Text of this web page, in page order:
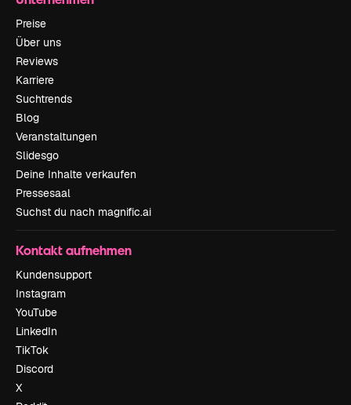
Preise
Über uns
Reviews
Karriere
Suchtrends
Blog
Veranstaltungen
Slidesgo
Deine Inhalte verkaufen
Pressesaal
Suchst du nach magnific.ai
Kontakt aufnehmen
Kundensupport
Instagram
YouTube
LinkedIn
TikTok
Discord
X